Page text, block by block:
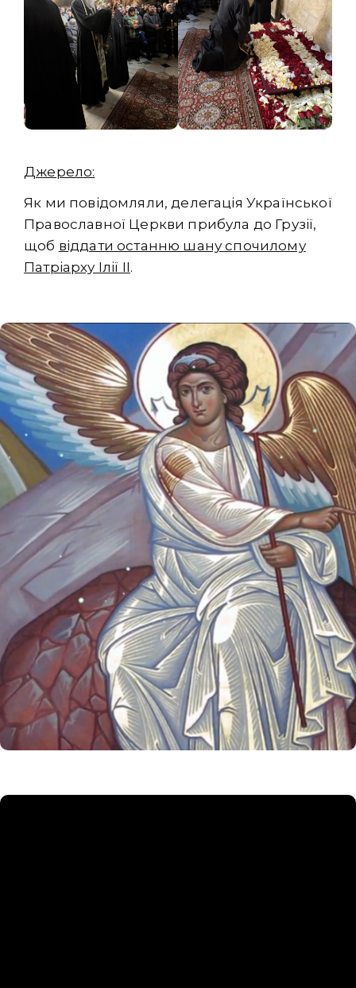
Джерело:
Як ми повідомляли, делегація Української
Православної Церкви прибула до Грузії,
щоб віддати останню шану спочилому
Патріарху Ілії ІІ.